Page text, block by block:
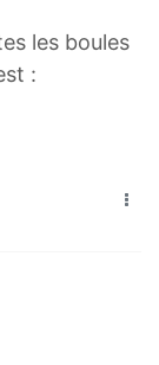
les boules
: